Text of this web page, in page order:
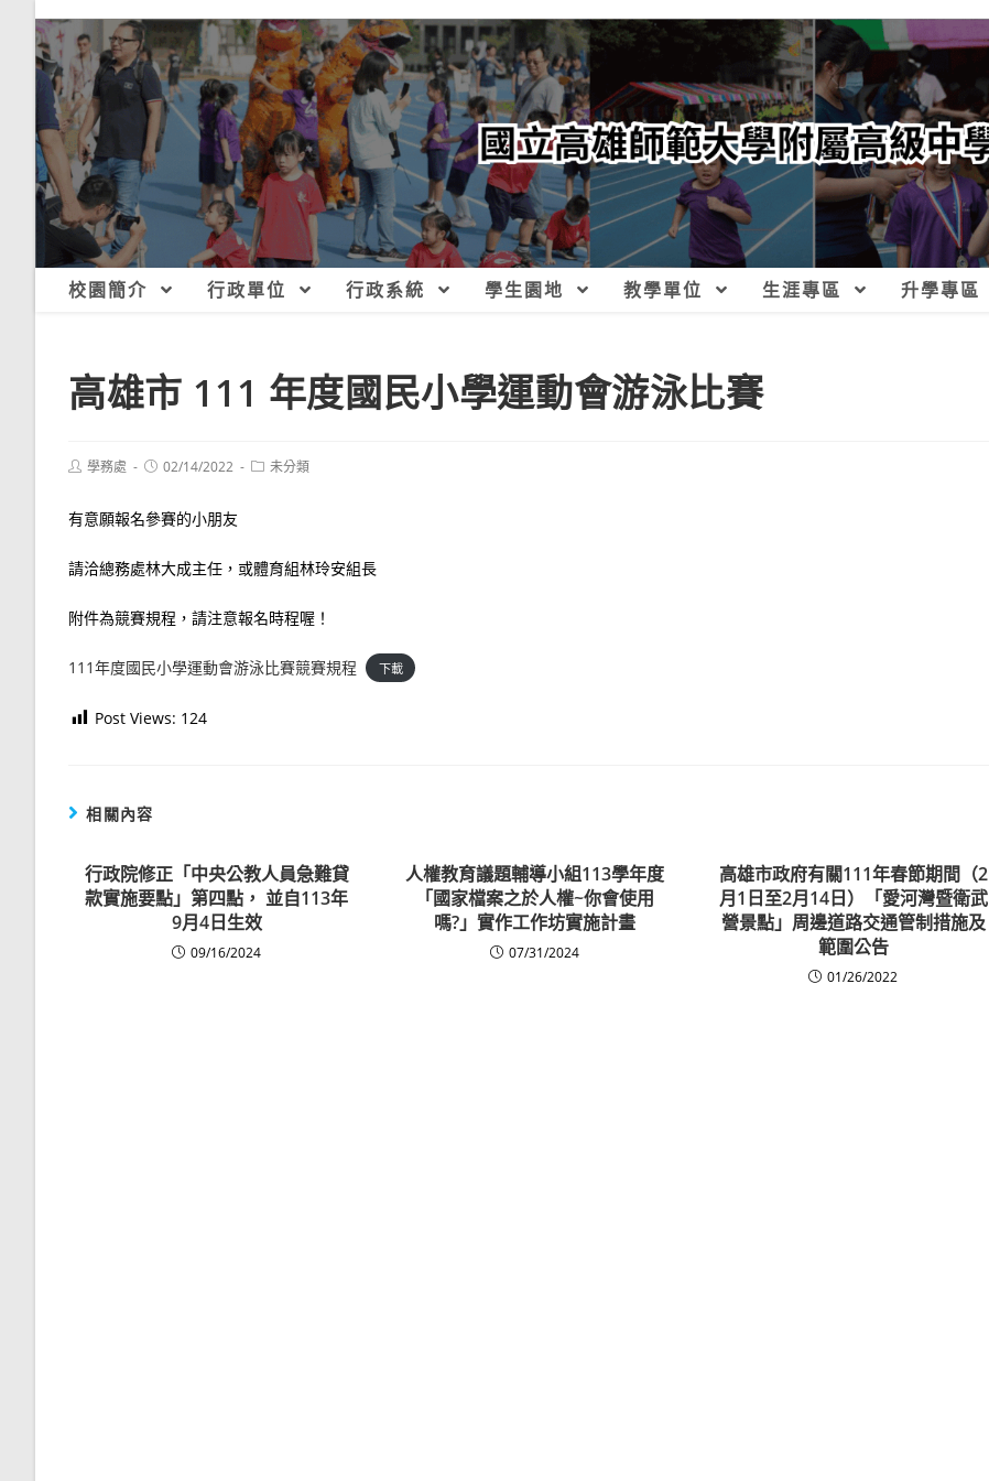
校園簡介 行政單位 行政系統 學生園地 教學單位 生涯專區 升學專區
高雄市 111 年度國民小學運動會游泳比賽
Post學務處
Post02/14/2022
Post未分類
有意願報名參賽的小朋友
請洽總務處林大成主任，或體育組林玲安組長
附件為競賽規程，請注意報名時程喔！
111年度國民小學運動會游泳比賽競賽規程 下載
Post Views: 124
相關內容
行政院修正「中央公教人員急難貸
款實施要點」第四點， 並自113年
9月4日生效
09/16/2024
人權教育議題輔導小組113學年度
「國家檔案之於人權~你會使用
嗎?」實作工作坊實施計畫
07/31/2024
高雄市政府有關111年春節期間（2
月1日至2月14日）「愛河灣暨衛武
營景點」周邊道路交通管制措施及
範圍公告
01/26/2022